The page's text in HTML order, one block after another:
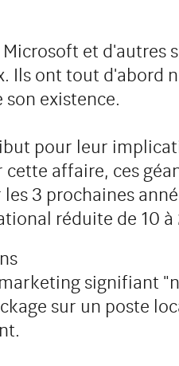
et d'autres
Ils ont tout d'abord
existence.
pour leur
affaire, ces
3 prochaines
réduite de 10 à
signifiant
sur un poste